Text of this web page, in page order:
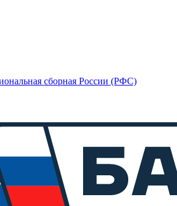
сборная России (РФС)